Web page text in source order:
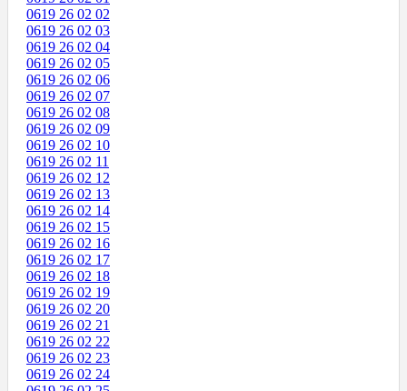
0619 26 02 02
0619 26 02 03
0619 26 02 04
0619 26 02 05
0619 26 02 06
0619 26 02 07
0619 26 02 08
0619 26 02 09
0619 26 02 10
0619 26 02 11
0619 26 02 12
0619 26 02 13
0619 26 02 14
0619 26 02 15
0619 26 02 16
0619 26 02 17
0619 26 02 18
0619 26 02 19
0619 26 02 20
0619 26 02 21
0619 26 02 22
0619 26 02 23
0619 26 02 24